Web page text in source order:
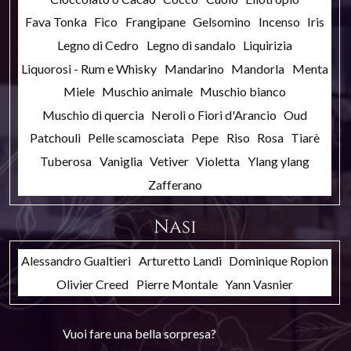
Fava Tonka Fico Frangipane Gelsomino Incenso Iris
Legno di Cedro Legno di sandalo Liquirizia
Liquorosi - Rum e Whisky Mandarino Mandorla Menta
Miele Muschio animale Muschio bianco
Muschio di quercia Neroli o Fiori d'Arancio Oud
Patchouli Pelle scamosciata Pepe Riso Rosa Tiarè
Tuberosa Vaniglia Vetiver Violetta Ylang ylang
Zafferano
Nasi
Alessandro Gualtieri Arturetto Landi Dominique Ropion
Olivier Creed Pierre Montale Yann Vasnier
Vuoi fare una bella sorpresa?